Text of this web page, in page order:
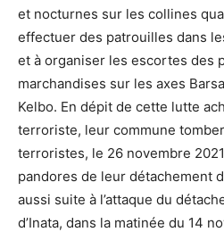
et nocturnes sur les collines
effectuer des patrouilles dans
et à organiser les escortes des
marchandises sur les axes
Kelbo. En dépit de cette lutte
terroriste, leur commune
terroristes, le 26 novembre
pandores de leur détachement
aussi suite à l’attaque du
d’Inata, dans la matinée du 14